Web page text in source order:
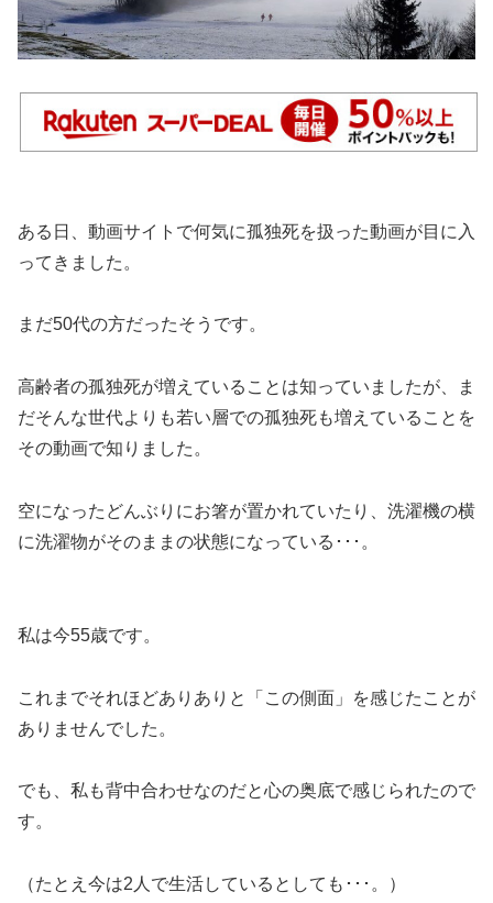
ある日、動画サイトで何気に孤独死を扱った動画が目に入
ってきました。
まだ50代の方だったそうです。
高齢者の孤独死が増えていることは知っていましたが、ま
だそんな世代よりも若い層での孤独死も増えていることを
その動画で知りました。
空になったどんぶりにお箸が置かれていたり、洗濯機の横
に洗濯物がそのままの状態になっている･･･。
私は今55歳です。
これまでそれほどありありと「この側面」を感じたことが
ありませんでした。
でも、私も背中合わせなのだと心の奥底で感じられたので
す。
（たとえ今は2人で生活しているとしても･･･。）